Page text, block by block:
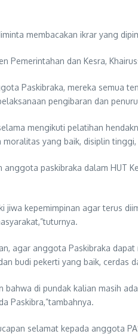
membacakan ikrar yang
Pemerintahan dan Kesra,
Paskibraka, mereka semua
pengibaran dan
mengikuti pelatihan
yang baik, disiplin
paskibraka dalam HUT
jiwa kepemimpinan agar terus
agar anggota Paskibraka
budi pekerti yang baik, cerdas
bahwa di pundak kalian masih
Paskibra,”tambahnya.
selamat kepada anggota